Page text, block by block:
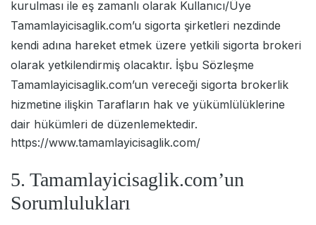
kurulması ile eş zamanlı olarak Kullanıcı/Üye
Tamamlayicisaglik.com’u sigorta şirketleri nezdinde
kendi adına hareket etmek üzere yetkili sigorta brokeri
olarak yetkilendirmiş olacaktır. İşbu Sözleşme
Tamamlayicisaglik.com’un vereceği sigorta brokerlik
hizmetine ilişkin Tarafların hak ve yükümlülüklerine
dair hükümleri de düzenlemektedir.
https://www.tamamlayicisaglik.com/
5. Tamamlayicisaglik.com’un
Sorumlulukları